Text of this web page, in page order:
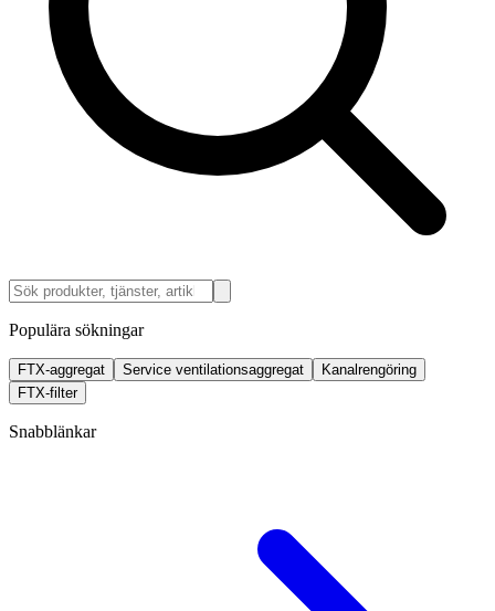
Populära sökningar
FTX-aggregat Service ventilationsaggregat
Kanalrengöring
FTX-filter
Snabblänkar